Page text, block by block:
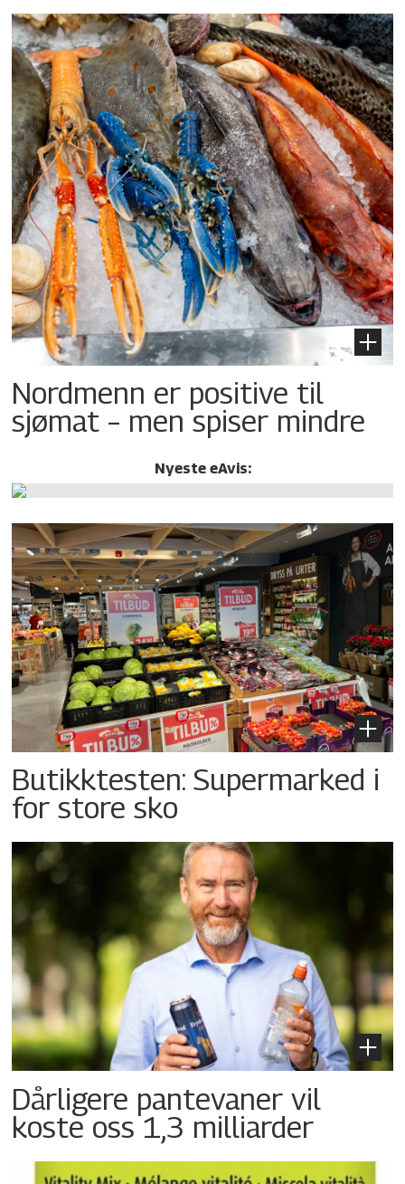
Nordmenn er positive til
sjømat – men spiser mindre
Nyeste eAvis:
Butikktesten: Supermarked i
for store sko
Dårligere pantevaner vil
koste oss 1,3 milliarder